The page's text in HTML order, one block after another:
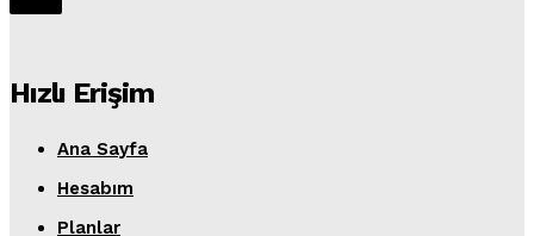
Hızlı Erişim
Ana Sayfa
Hesabım
Planlar